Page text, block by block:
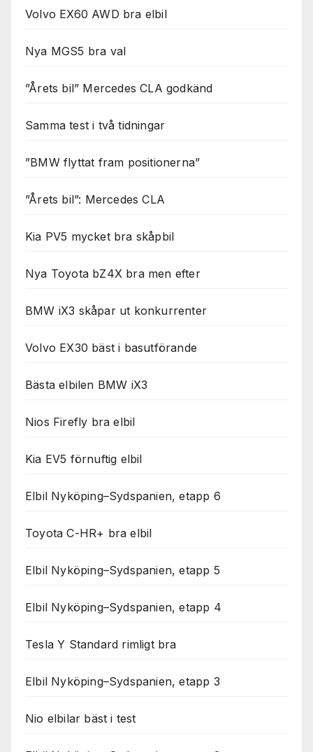
Volvo EX60 AWD bra elbil
Nya MGS5 bra val
”Årets bil” Mercedes CLA godkänd
Samma test i två tidningar
”BMW flyttat fram positionerna”
”Årets bil”: Mercedes CLA
Kia PV5 mycket bra skåpbil
Nya Toyota bZ4X bra men efter
BMW iX3 skåpar ut konkurrenter
Volvo EX30 bäst i basutförande
Bästa elbilen BMW iX3
Nios Firefly bra elbil
Kia EV5 förnuftig elbil
Elbil Nyköping–Sydspanien, etapp 6
Toyota C-HR+ bra elbil
Elbil Nyköping–Sydspanien, etapp 5
Elbil Nyköping–Sydspanien, etapp 4
Tesla Y Standard rimligt bra
Elbil Nyköping–Sydspanien, etapp 3
Nio elbilar bäst i test